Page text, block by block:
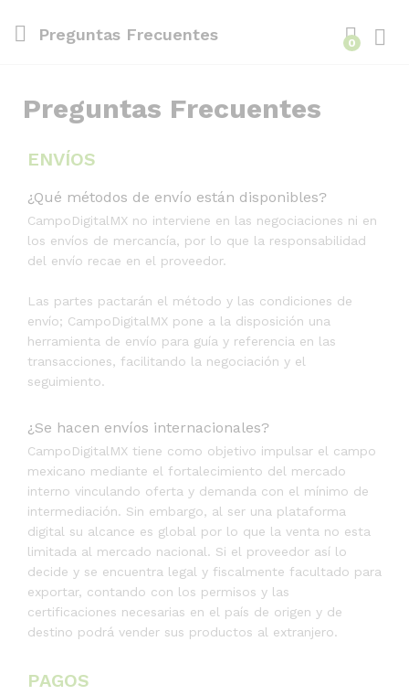
Preguntas Frecuentes 0
Preguntas Frecuentes
ENVÍOS
¿Qué métodos de envío están disponibles?
CampoDigitalMX no interviene en las negociaciones ni en
los envíos de mercancía, por lo que la responsabilidad
del envío recae en el proveedor.
Las partes pactarán el método y las condiciones de
envío; CampoDigitalMX pone a la disposición una
herramienta de envío para guía y referencia en las
transacciones, facilitando la negociación y el
seguimiento.
¿Se hacen envíos internacionales?
CampoDigitalMX tiene como objetivo impulsar el campo
mexicano mediante el fortalecimiento del mercado
interno vinculando oferta y demanda con el mínimo de
intermediación. Sin embargo, al ser una plataforma
digital su alcance es global por lo que la venta no esta
limitada al mercado nacional. Si el proveedor así lo
decide y se encuentra legal y fiscalmente facultado para
exportar, contando con los permisos y las
certificaciones necesarias en el país de origen y de
destino podrá vender sus productos al extranjero.
PAGOS